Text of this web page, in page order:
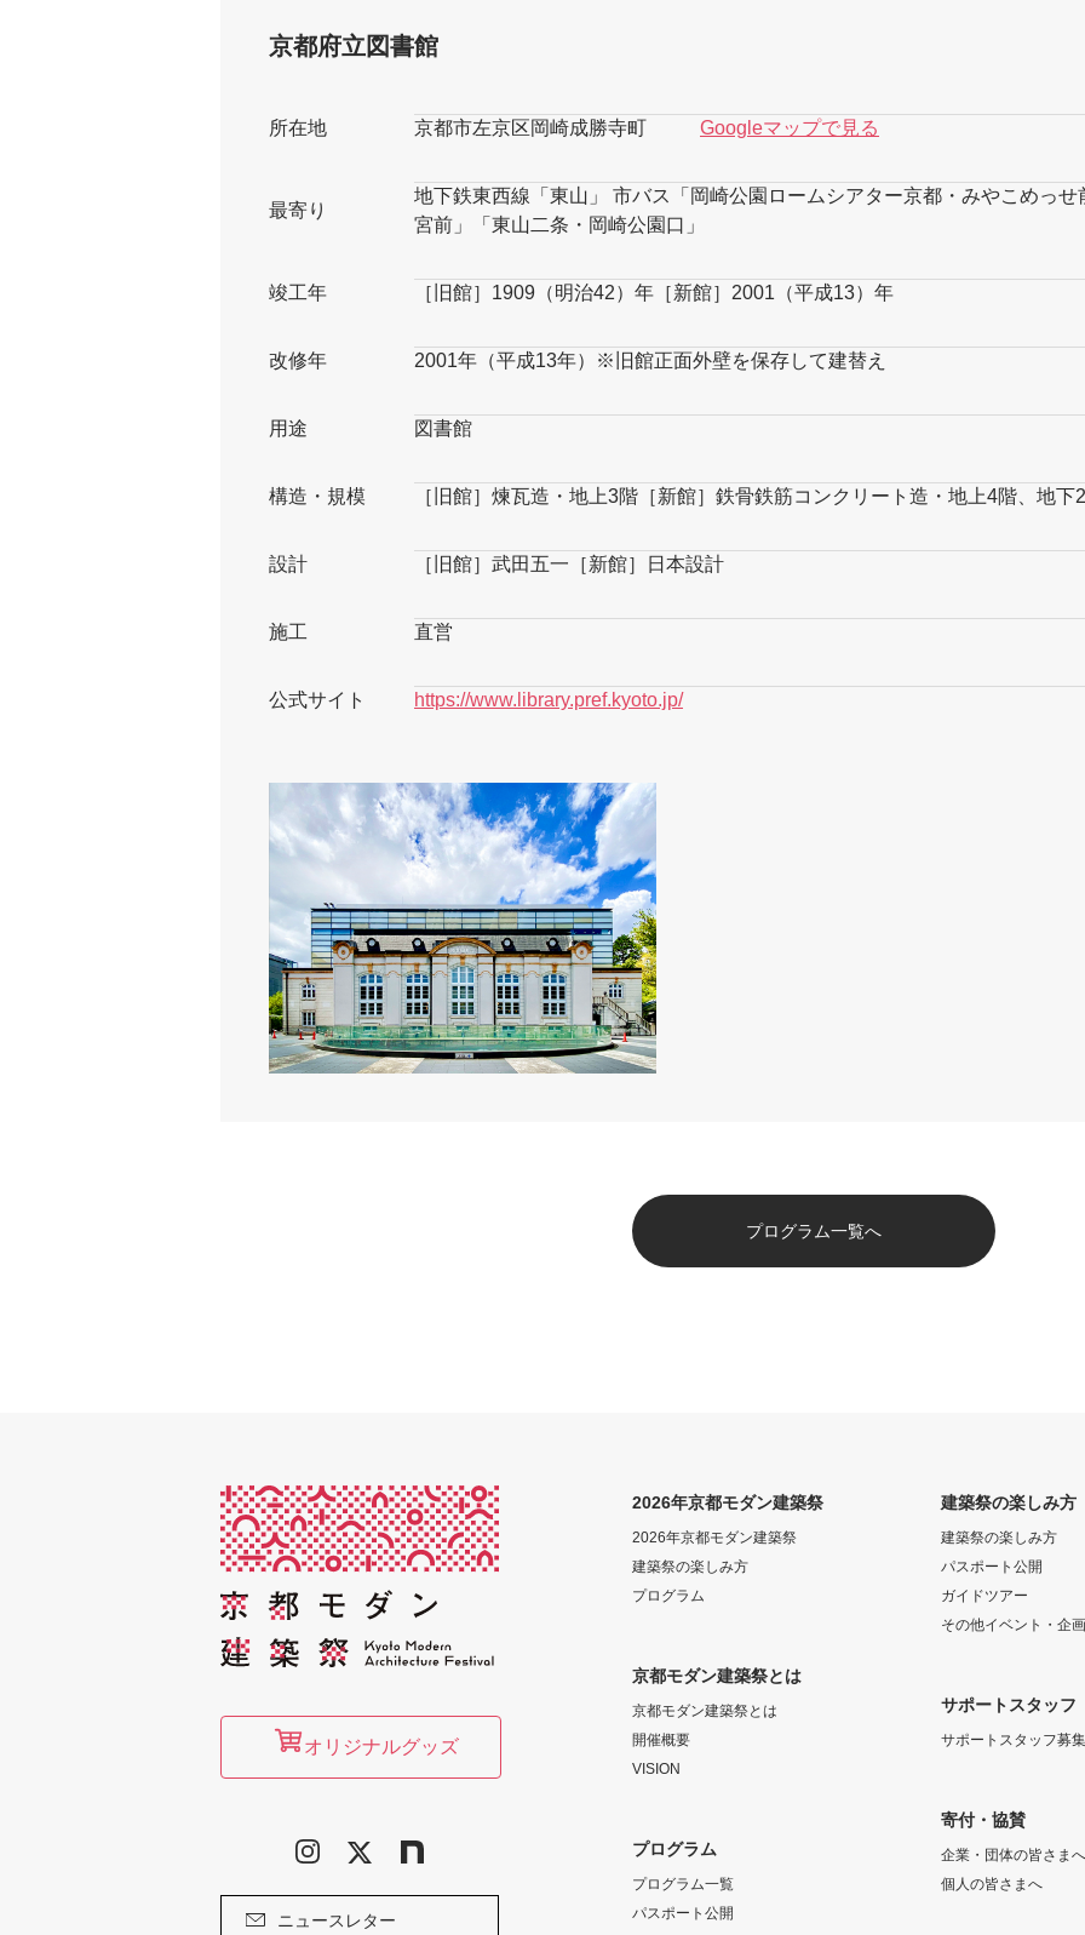
京都府立図書館
所在地 京都市左京区岡崎成勝寺町 Googleマップで見る
最寄り
地下鉄東西線「東山」 市バス「岡崎公園ロームシアター京都・みやこめっ
宮前」「東山二条・岡崎公園口」
竣工年 ［旧館］1909（明治42）年［新館］2001（平成13）年
改修年 2001年（平成13年）※旧館正面外壁を保存して建替え
用途 図書館
構造・規模 ［旧館］煉瓦造・地上3階［新館］鉄骨鉄筋コンクリート造・地上4階、地下
設計 ［旧館］武田五一［新館］日本設計
施工 直営
公式サイト https://www.library.pref.kyoto.jp/
プログラム一覧へ
オリジナルグッズ
ニュースレター
2026年京都モダン建築祭
2026年京都モダン建築祭
建築祭の楽しみ方
プログラム
京都モダン建築祭とは
京都モダン建築祭とは
開催概要
VISION
プログラム
プログラム一覧
パスポート公開
建築祭の楽しみ方
建築祭の楽しみ方
パスポート公開
ガイドツアー
その他イベント・企画
サポートスタッフ
サポートスタッフ募集
寄付・協賛
企業・団体の皆さまへ
個人の皆さまへ